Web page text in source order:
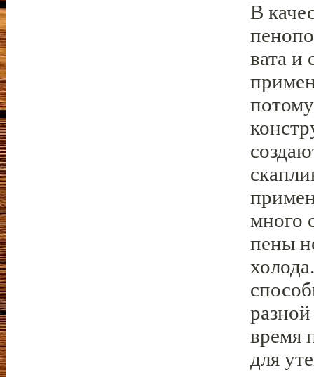
В
вата и
много
пены
время
для